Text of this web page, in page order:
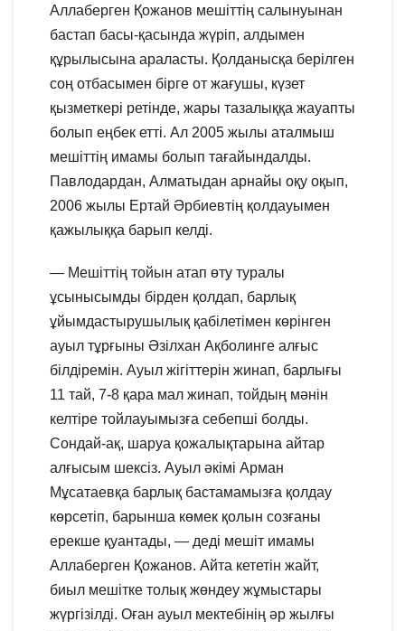
Аллаберген Қожанов мешіттің салынуынан
бастап басы-қасында жүріп, алдымен
құрылысына араласты. Қолданысқа берілген
соң отбасымен бірге от жағушы, күзет
қызметкері ретінде, жары тазалыққа жауапты
болып еңбек етті. Ал 2005 жылы аталмыш
мешіттің имамы болып тағайындалды.
Павлодардан, Алматыдан арнайы оқу оқып,
2006 жылы Ертай Әрбиевтің қолдауымен
қажылыққа барып келді.
— Мешіттің тойын атап өту туралы
ұсынысымды бірден қолдап, барлық
ұйымдастырушылық қабілетімен көрінген
ауыл тұрғыны Әзілхан Ақболинге алғыс
білдіремін. Ауыл жігіттерін жинап, барлығы
11 тай, 7-8 қара мал жинап, тойдың мәнін
келтіре тойлауымызға себепші болды.
Сондай-ақ, шаруа қожалықтарына айтар
алғысым шексіз. Ауыл әкімі Арман
Мұсатаевқа барлық бастамамызға қолдау
көрсетіп, барынша көмек қолын созғаны
ерекше қуантады, — деді мешіт имамы
Аллаберген Қожанов. Айта кететін жайт,
биыл мешітке толық жөндеу жұмыстары
жүргізілді. Оған ауыл мектебінің әр жылғы